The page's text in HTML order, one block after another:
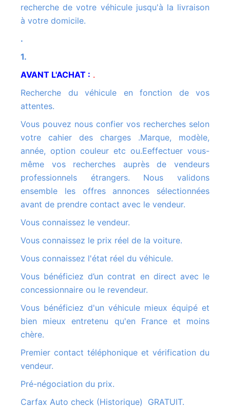
recherche de votre véhicule jusqu'à la livraison
à votre domicile.
.
1.
AVANT L'ACHAT : .
Recherche du véhicule en fonction de vos
attentes.
Vous pouvez nous confier vos recherches selon
votre cahier des charges .Marque, modèle,
année, option couleur etc ou.Eeffectuer vous-
même vos recherches auprès de vendeurs
professionnels étrangers. Nous validons
ensemble les offres annonces sélectionnées
avant de prendre contact avec le vendeur.
Vous connaissez le vendeur.
Vous connaissez le prix réel de la voiture.
Vous connaissez l'état réel du véhicule.
Vous bénéficiez d’un contrat en direct avec le
concessionnaire ou le revendeur.
Vous bénéficiez d'un véhicule mieux équipé et
bien mieux entretenu qu'en France et moins
chère.
Premier contact téléphonique et vérification du
vendeur.
Pré-négociation du prix.
Carfax Auto check (Historique) GRATUIT.